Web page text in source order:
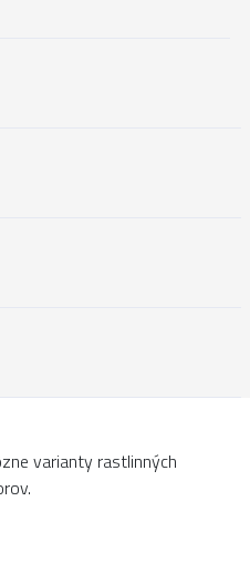
varianty rastlinných